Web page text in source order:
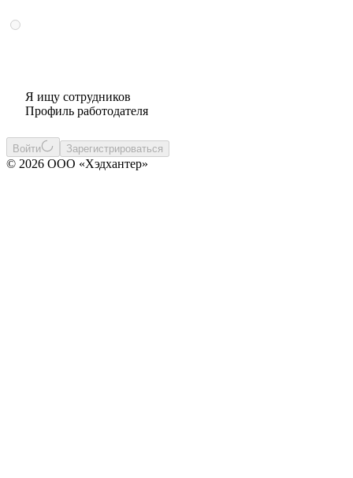
Я ищу сотрудников
Профиль работодателя
Войти Зарегистрироваться
© 2026 ООО «Хэдхантер»